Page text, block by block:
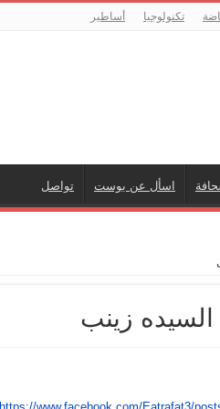
تكنولوجيا أساطير
اسأل عن بوست تواصل
زينب